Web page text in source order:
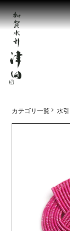
カテゴリ一覧 水